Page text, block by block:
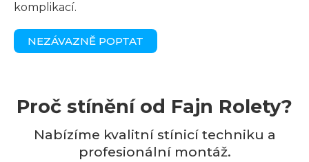
komplikací.
NEZÁVAZNĚ POPTAT
Proč stínění od Fajn Rolety?
Nabízíme kvalitní stínicí techniku a
profesionální montáž.